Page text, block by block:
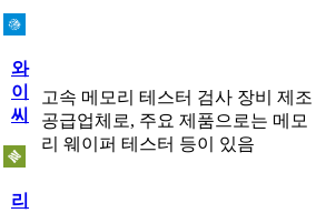
와
이
씨
고속 메모리 테스터 검사 장비 제조
공급업체로, 주요 제품으로는 메모
리 웨이퍼 테스터 등이 있음
리